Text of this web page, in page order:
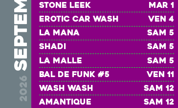
2026
Stone Leek
mar 1
EROTIC CAR WASH
ven 4
La Mana
sam 5
Shadi
sam 5
la malle
sam 5
BAL DE FUNK #5
ven 11
wash wash
sam 12
amantique
sam 12